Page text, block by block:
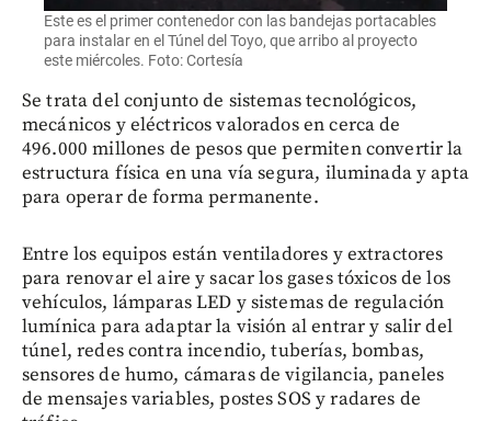
Este es el primer contenedor con las bandejas portacables
para instalar en el Túnel del Toyo, que arribo al proyecto
este miércoles. Foto: Cortesía
Se trata del conjunto de sistemas tecnológicos,
mecánicos y eléctricos valorados en cerca de
496.000 millones de pesos que permiten convertir la
estructura física en una vía segura, iluminada y apta
para operar de forma permanente.
Entre los equipos están ventiladores y extractores
para renovar el aire y sacar los gases tóxicos de los
vehículos, lámparas LED y sistemas de regulación
lumínica para adaptar la visión al entrar y salir del
túnel, redes contra incendio, tuberías, bombas,
sensores de humo, cámaras de vigilancia, paneles
de mensajes variables, postes SOS y radares de